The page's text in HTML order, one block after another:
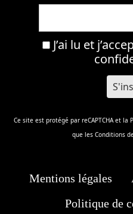
J’ai lu et
Ce site est protégé par reCAPTCHA et la
que les Conditions
Mentions légales
Politique de